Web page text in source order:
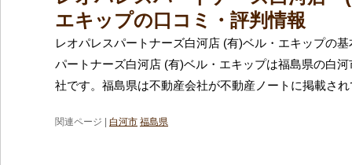
エキップの口コミ・評判情報
レオパレスパートナーズ白河店 (有)ベル・エキップの
パートナーズ白河店 (有)ベル・エキップは福島県の白
社です。福島県は不動産会社が不動産ノートに掲載さ
関連ページ | 白河市 福島県